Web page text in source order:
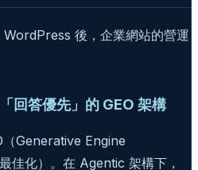
後，企業網站的營運
回答優先」的 GEO 架構
（Generative Engine
佳化）。在 Agentic 架構下，